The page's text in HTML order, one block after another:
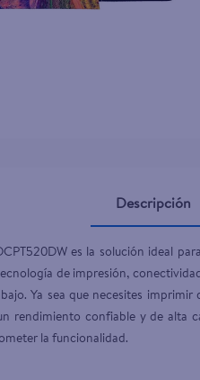
Descripción
es la solución ideal
de impresión,
Ya sea que necesites
rendimiento confiable y de
la funcionalidad.